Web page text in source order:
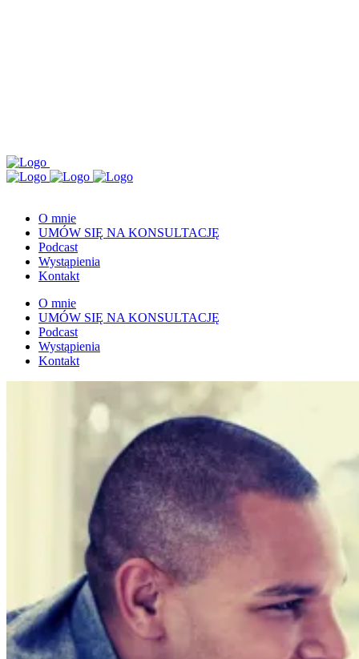
O mnie
UMÓW SIĘ NA KONSULTACJĘ
Podcast
Wystąpienia
Kontakt
O mnie
UMÓW SIĘ NA KONSULTACJĘ
Podcast
Wystąpienia
Kontakt